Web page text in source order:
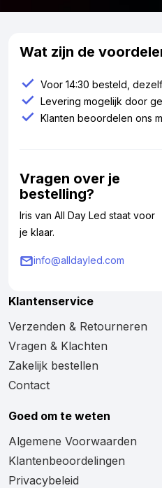
Wat zijn de
Voor 14:30 besteld,
Levering mogelijk door
Klanten beoordelen ons
Vragen over je
bestelling?
Iris van All Day Led staat voor
je klaar.
info@alldayled.com
Klantenservice
Verzenden & Retourneren
Vragen & Klachten
Zakelijk bestellen
Contact
Goed om te weten
Algemene Voorwaarden
Klantenbeoordelingen
Privacybeleid